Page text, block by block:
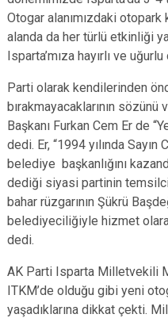
Otogar alanımızdaki otopark
alanda da her türlü etkinliği
Isparta’mıza hayırlı ve
Parti olarak kendilerinden
bırakmayacaklarının
Başkanı Furkan Cem Er de
dedi. Er, “1994 yılında Sayın
belediye başkanlığını
dediği siyasi partinin
bahar rüzgarının Şükrü
belediyeciliğiyle hizmet
dedi.
AK Parti Isparta Milletvekili
ITKM’de olduğu gibi yeni
yaşadıklarına dikkat çekti.